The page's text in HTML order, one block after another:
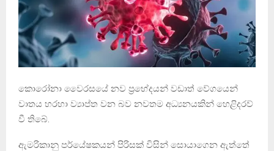
කොරෝනා වෛරසයේ නව ප්‍රභේදයන් වඩාත් වේගයෙන්
වාතය හරහා ව්‍යාප්ත වන බව නවතම අධ්‍යනයකින් හෙළිදරව්
වී තිබේ.
ඇමරිකානු පර්යේෂකයන් පිරිසක් විසින් සොයාගෙන ඇත්තේ